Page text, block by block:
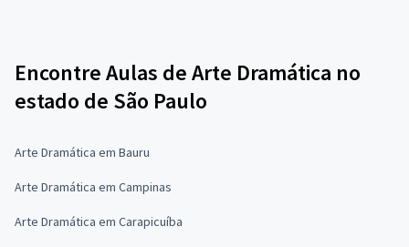
Encontre Aulas de Arte Dramática no
estado de São Paulo
Arte Dramática em Bauru
Arte Dramática em Campinas
Arte Dramática em Carapicuíba